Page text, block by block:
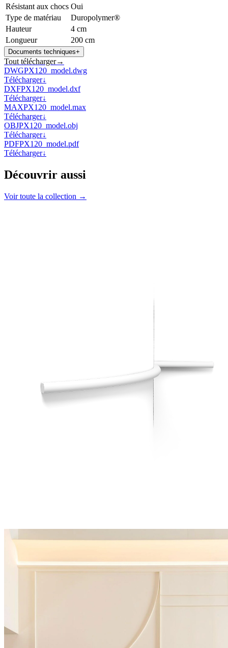
Résistant aux chocs Oui
Type de matériau
Duropolymer®
Hauteur
4 cm
Longueur
200 cm
Documents techniques+
Tout télécharger→
DWGPX120_model.dwg
Télécharger↓
DXFPX120_model.dxf
Télécharger↓
MAXPX120_model.max
Télécharger↓
OBJPX120_model.obj
Télécharger↓
PDFPX120_model.pdf
Télécharger↓
Découvrir aussi
Voir toute la collection →